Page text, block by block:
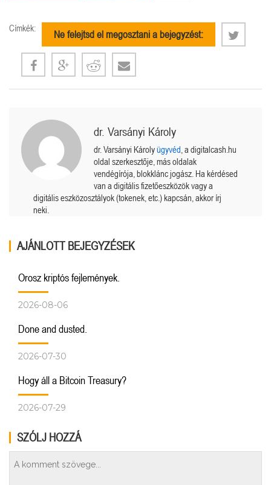
Címkék:
Ne felejtsd el megosztani a bejegyzést:
dr. Varsányi Károly
dr. Varsányi Károlyügyvéd , a digitalcash.hu
oldal szerkesztője, más oldalak
vendégírója, blokklánc jogász. Ha kérdésed
van a digitális fizetőeszközök vagy a
digitális eszközosztályok (tokenek, etc.) kapcsán, akkor írj
neki.
AJÁNLOTT BEJEGYZÉSEK
Orosz kriptós fejlemények.
2026-08-06
Done and dusted.
2026-07-30
Hogy áll a Bitcoin Treasury?
2026-07-29
SZÓLJ HOZZÁ